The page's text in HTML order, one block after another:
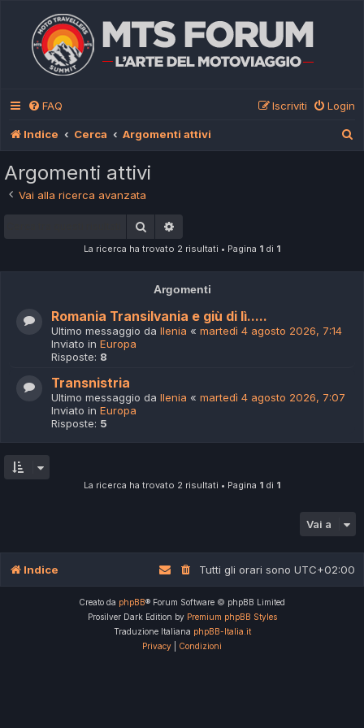
FAQ Login
Iscriviti
Indice Cerca Argomenti attivi
Argomenti attivi
Vai alla ricerca avanzata
Cerca
La ricerca ha trovato 2 risultati • Pagina 1 di 1
Argomenti
Romania Transilvania e giù di lì.....
Ultimo messaggio da Ilenia « martedì 4 agosto 2026, 7:14
Inviato in Europa
Risposte: 8
Transnistria
Ultimo messaggio da Ilenia « martedì 4 agosto 2026, 7:07
Inviato in Europa
Risposte: 5
La ricerca ha trovato 2 risultati • Pagina 1 di 1
Vai a
Indice Tutti gli orari sono UTC+02:00
Creato da phpBB® Forum Software © phpBB Limited
Prosilver Dark Edition by Premium phpBB Styles
Traduzione Italiana phpBB-Italia.it
Privacy
Condizioni